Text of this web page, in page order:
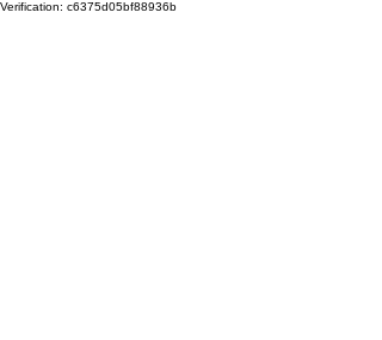
Verification: c6375d05bf88936b